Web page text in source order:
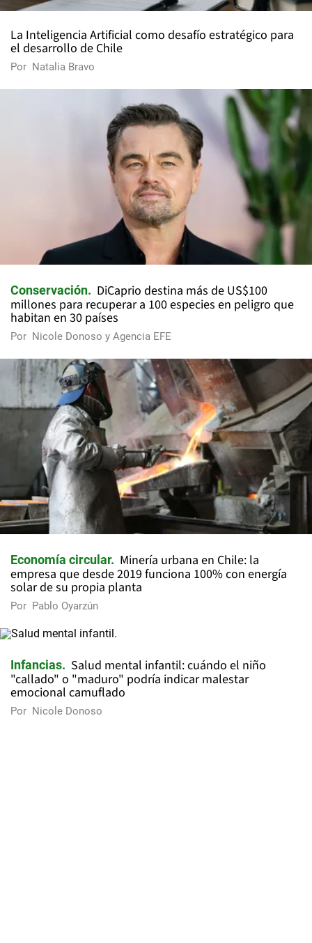
La Inteligencia Artificial como desafío estratégico para
el desarrollo de Chile
Por Natalia Bravo
Conservación
DiCaprio destina más de US$100
millones para recuperar a 100 especies en peligro que
habitan en 30 países
Por Nicole Donoso y Agencia EFE
Economía circular
Minería urbana en Chile: la
empresa que desde 2019 funciona 100% con energía
solar de su propia planta
Por Pablo Oyarzún
Infancias
Salud mental infantil: cuándo el niño
"callado" o "maduro" podría indicar malestar
emocional camuflado
Por Nicole Donoso